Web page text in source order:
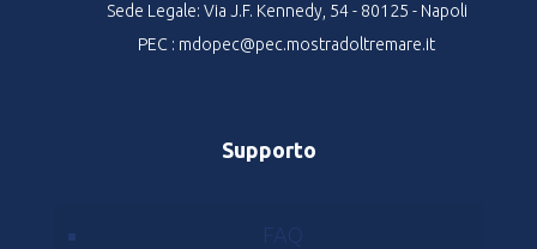
Sede Legale: Via J.F. Kennedy, 54 - 80125 - Napoli
PEC : mdopec@pec.mostradoltremare.it
Supporto
FAQ